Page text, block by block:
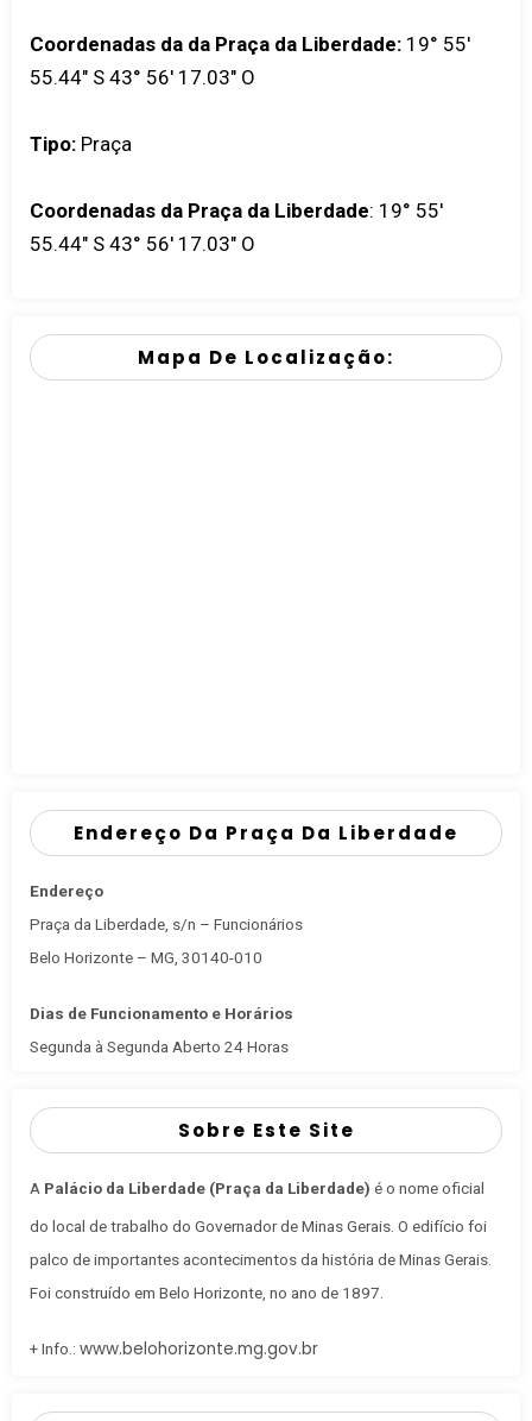
Coordenadas da da Praça da Liberdade: 19° 55'
55.44" S 43° 56' 17.03" O
Tipo: Praça
Coordenadas da Praça da Liberdade: 19° 55'
55.44" S 43° 56' 17.03" O
Mapa De Localização:
Endereço Da Praça Da Liberdade
Endereço
Praça da Liberdade, s/n – Funcionários
Belo Horizonte – MG, 30140-010
Dias de Funcionamento e Horários
Segunda à Segunda Aberto 24 Horas
Sobre Este Site
A Palácio da Liberdade (Praça da Liberdade) é o nome oficial
do local de trabalho do Governador de Minas Gerais . O edifício foi
palco de importantes acontecimentos da história de Minas Gerais.
Foi construído em Belo Horizonte, no ano de 1897.
+ Info.: www.belohorizonte.mg.gov.br